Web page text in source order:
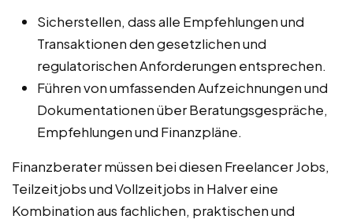
Sicherstellen, dass alle Empfehlungen und
Transaktionen den gesetzlichen und
regulatorischen Anforderungen entsprechen.
Führen von umfassenden Aufzeichnungen und
Dokumentationen über Beratungsgespräche,
Empfehlungen und Finanzpläne.
Finanzberater müssen bei diesen Freelancer Jobs,
Teilzeitjobs und Vollzeitjobs in Halver eine
Kombination aus fachlichen, praktischen und